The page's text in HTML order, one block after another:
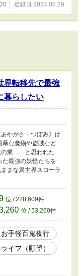
登録日 2024.05.29
界転移先で最強
暮らしたい
やがさ・つぼみ》は
な魔物や盗賊など
の業……と思われた
最強の妖怪たちを
まな異世界スローラ
位 / 228,609件
位 / 53,260件
お手軽百鬼夜行
イフ（願望）